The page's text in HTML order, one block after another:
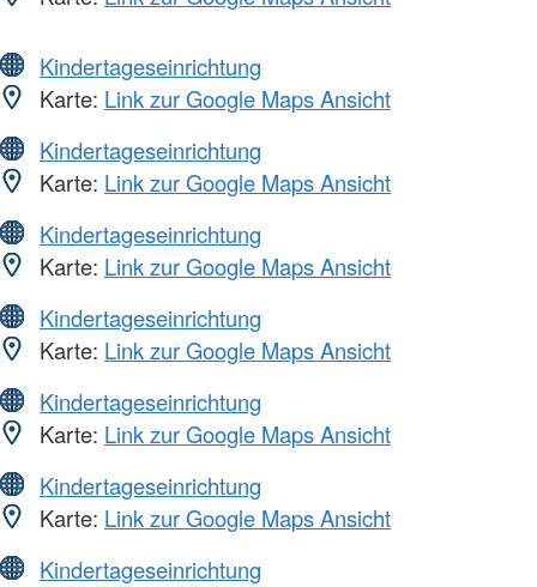
Kindertageseinrichtung
Karte: Link zur Google Maps Ansicht
Kindertageseinrichtung
Karte: Link zur Google Maps Ansicht
Kindertageseinrichtung
Karte: Link zur Google Maps Ansicht
Kindertageseinrichtung
Karte: Link zur Google Maps Ansicht
Kindertageseinrichtung
Karte: Link zur Google Maps Ansicht
Kindertageseinrichtung
Karte: Link zur Google Maps Ansicht
Kindertageseinrichtung